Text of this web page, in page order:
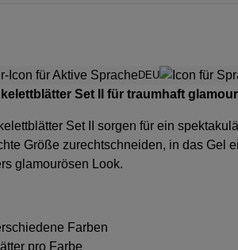
DEU
Set II für traumhaft
Set II sorgen für ein
Größe zurechtschneiden, in das Gel
glamourösen Look.
Farben
pro Farbe